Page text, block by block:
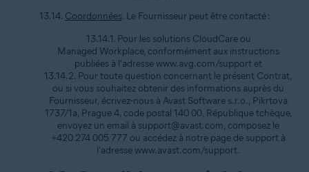
13.14. Coordonnées. Le Fournisseur peut être contacté :
13.14.1. Pour les solutions CloudCare ou
Managed Workplace, conformément aux instructions
publiées à l'adresse www.avg.com/support et
13.14.2. Pour toute question concernant le présent Contrat,
ou si vous souhaitez obtenir des informations auprès du
Fournisseur, écrivez-nous à Avast Software s.r.o., Pikrtova
1737/1a, Prague 4, code postal 140 00, République tchèque,
envoyez un email à support@avast.com, composez le
+420 274 005 777 ou accédez à notre page de support à
l'adresse www.avast.com/support.